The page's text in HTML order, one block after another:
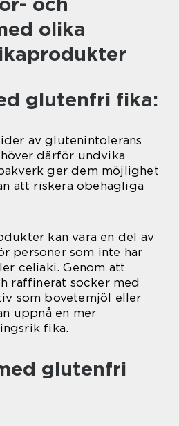
olika
glutenfri fika:
av glutenintolerans
därför undvika
ger dem möjlighet
att riskera obehagliga
kan vara en del av
personer som inte har
celiaki. Genom att
raffinerat socker med
som bovetemjöl eller
uppnå en mer
fika.
glutenfri